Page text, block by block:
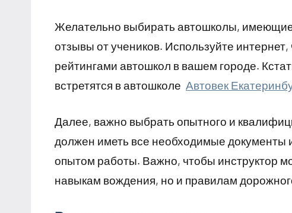
Желательно выбирать автошколы,
отзывы от учеников. Используйте
рейтингами автошкол в вашем городе.
встретятся в автошколе Автовек
Далее, важно выбрать опытного и
должен иметь все необходимые документы
опытом работы. Важно, чтобы инструктор
навыкам вождения, но и правилам